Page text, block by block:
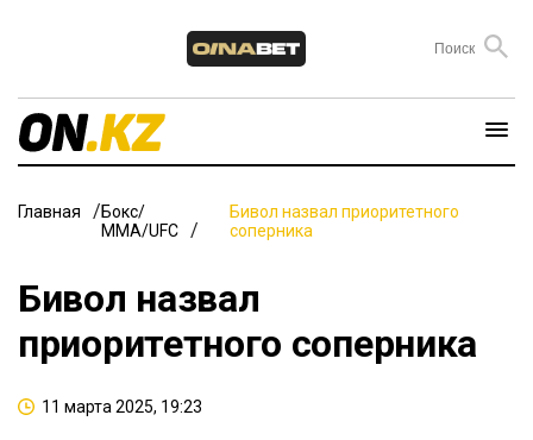
Главная
Бокс/
ММА/UFC
Бивол назвал приоритетного
соперника
Бивол назвал
приоритетного соперника
11 марта 2025, 19:23